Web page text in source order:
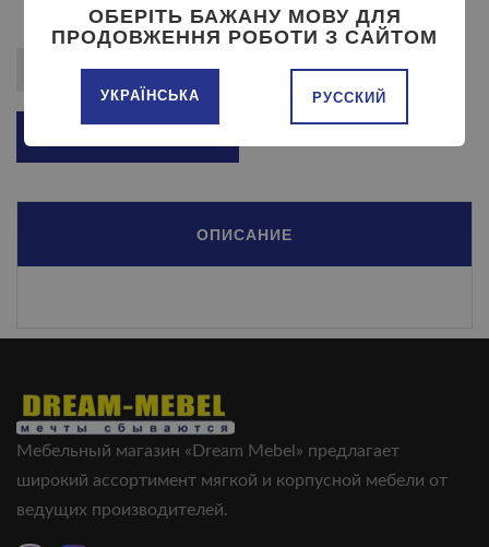
ОПИСАНИЕ
Мебельный магазин «Dream Mebel» предлагает
широкий ассортимент мягкой и корпусной мебели от
ведущих производителей.
ОБЕРІТЬ БАЖАНУ МОВУ ДЛЯ
ПРОДОВЖЕННЯ РОБОТИ З САЙТОМ
УКРАЇНСЬКА РУССКИЙ